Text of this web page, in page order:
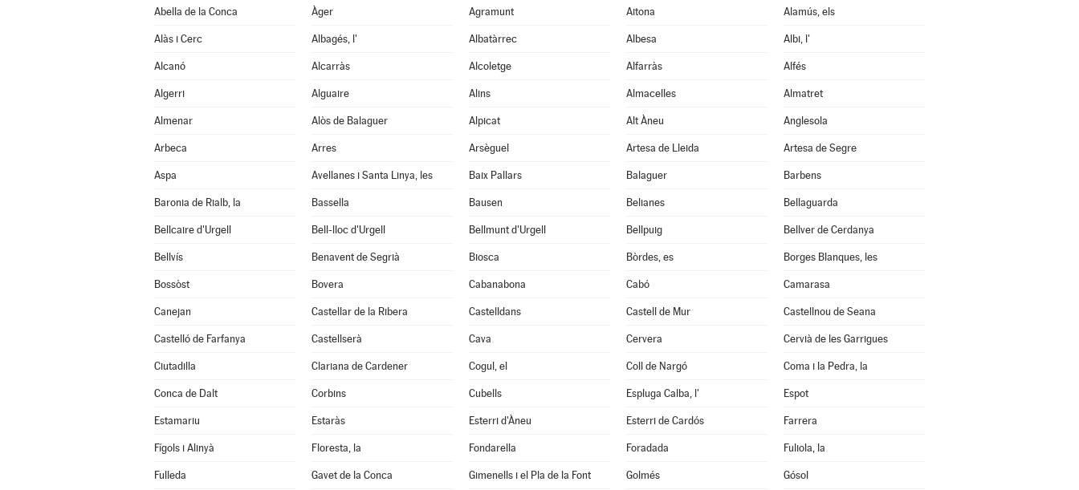
Abella de la Conca Àger Agramunt Aitona Alamús, els
Alàs i Cerc Albagés, l' Albatàrrec Albesa Albi, l'
Alcanó Alcarràs Alcoletge Alfarràs Alfés
Algerri Alguaire Alins Almacelles Almatret
Almenar Alòs de Balaguer Alpicat Alt Àneu Anglesola
Arbeca Arres Arsèguel Artesa de Lleida Artesa de Segre
Aspa Avellanes i Santa Linya, les Baix Pallars Balaguer Barbens
Baronia de Rialb, la Bassella Bausen Belianes Bellaguarda
Bellcaire d'Urgell Bell-lloc d'Urgell Bellmunt d'Urgell Bellpuig Bellver de Cerdanya
Bellvís Benavent de Segrià Biosca Bòrdes, es Borges Blanques, les
Bossòst Bovera Cabanabona Cabó Camarasa
Canejan Castellar de la Ribera Castelldans Castell de Mur Castellnou de Seana
Castelló de Farfanya Castellserà Cava Cervera Cervià de les Garrigues
Ciutadilla Clariana de Cardener Cogul, el Coll de Nargó Coma i la Pedra, la
Conca de Dalt Corbins Cubells Espluga Calba, l' Espot
Estamariu Estaràs Esterri d'Àneu Esterri de Cardós Farrera
Fígols i Alinyà Floresta, la Fondarella Foradada Fuliola, la
Fulleda Gavet de la Conca Gimenells i el Pla de la Font Golmés Gósol